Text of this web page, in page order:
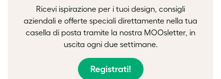
Ricevi ispirazione per i tuoi design, consigli
aziendali e offerte speciali direttamente nella tua
casella di posta tramite la nostra MOOsletter, in
uscita ogni due settimane.
Registrati!